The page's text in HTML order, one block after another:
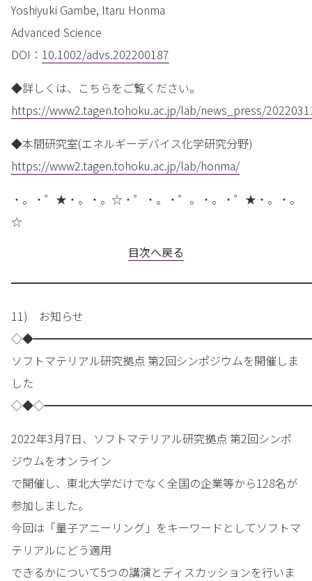
Yoshiyuki Gambe, Itaru Honma
Advanced Science
DOI： 10.1002/advs.202200187
◆詳しくは、こちらをご覧ください。
https://www2.tagen.tohoku.ac.jp/lab/news_press/
◆本間研究室(エネルギーデバイス化学研究分野)
https://www2.tagen.tohoku.ac.jp/lab/honma/
・。・゜★・。・。☆・゜・。・゜。・。・゜★・。・。
☆
目次へ戻る
11) お知らせ
ソフトマテリアル研究拠点 第2回シンポジウムを開催しま
した
2022年3月7日、ソフトマテリアル研究拠点 第2回シンポ
ジウムをオンライン
で開催し、東北大学だけでなく全国の企業等から128名が
参加しました。
今回は「量子アニーリング」をキーワードとしてソフトマ
テリアルにどう適用
できるかについて5つの講演とディスカッションを行いま